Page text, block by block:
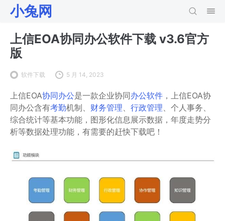
小兔网
上信EOA协同办公软件下载 v3.6官方
版
软件下载 5 月 14, 2023
上信EOA协同办公是一款企业协同办公软件 ，上信EOA协
同办公含有考勤机制、 财务管理、 行政管理、个人事务、
综合统计等基本功能，图形化信息展示数据，年度走势分
析等数据处理功能，有需要的赶快下载吧！